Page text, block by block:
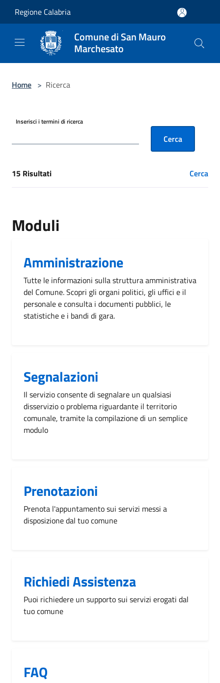
Regione Calabria
Comune di San Mauro
Marchesato
Home > Ricerca
Inserisci i termini di ricerca
Cerca
[results] Risultati
15 Risultati Cerca
Moduli
Amministrazione
Tutte le informazioni sulla struttura amministrativa
del Comune. Scopri gli organi politici, gli uffici e il
personale e consulta i documenti pubblici, le
statistiche e i bandi di gara.
Segnalazioni
Il servizio consente di segnalare un qualsiasi
disservizio o problema riguardante il territorio
comunale, tramite la compilazione di un semplice
modulo
Prenotazioni
Prenota l'appuntamento sui servizi messi a
disposizione dal tuo comune
Richiedi Assistenza
Puoi richiedere un supporto sui servizi erogati dal
tuo comune
FAQ